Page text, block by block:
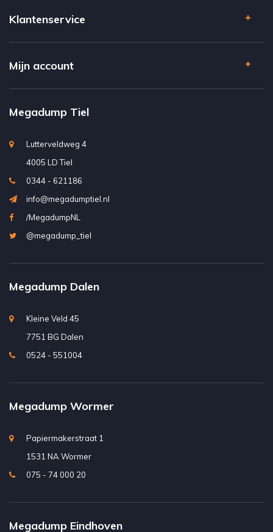
Klantenservice
Mijn account
Megadump Tiel
Lutterveldweg 4
4005 LD Tiel
0344 - 621186
info@megadumptiel.nl
/MegadumpNL
@megadump_tiel
Megadump Dalen
Kleine Veld 45
7751 BG Dalen
0524 - 551004
Megadump Wormer
Papiermakerstraat 1
1531 NA Wormer
075 - 74 000 20
Megadump Eindhoven